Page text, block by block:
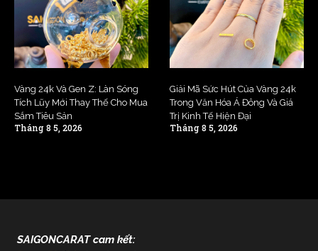
Vàng 24k Và Gen Z: Làn Sóng
Tích Lũy Mới Thay Thế Cho Mua
Sắm Tiêu Sản
Tháng 8 5, 2026
Giải Mã Sức Hút Của Vàng 24k
Trong Văn Hóa Á Đông Và Giá
Trị Kinh Tế Hiện Đại
Tháng 8 5, 2026
SAIGONCARAT cam kết: